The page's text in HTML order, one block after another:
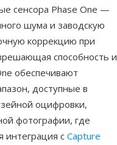
сенсора Phase One —
шума и заводскую
коррекцию при
способность и
обеспечивают
доступные в
оцифровки,
фотографии, где
интеграция с Capture